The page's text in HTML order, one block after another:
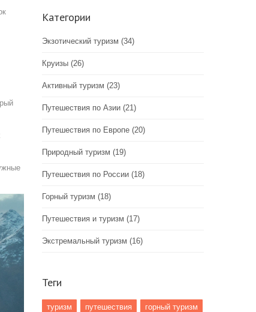
Категории
Экзотический туризм (34)
Круизы (26)
Активный туризм (23)
Путешествия по Азии (21)
Путешествия по Европе (20)
Природный туризм (19)
Путешествия по России (18)
Горный туризм (18)
Путешествия и туризм (17)
Экстремальный туризм (16)
Теги
туризм путешествия горный туризм